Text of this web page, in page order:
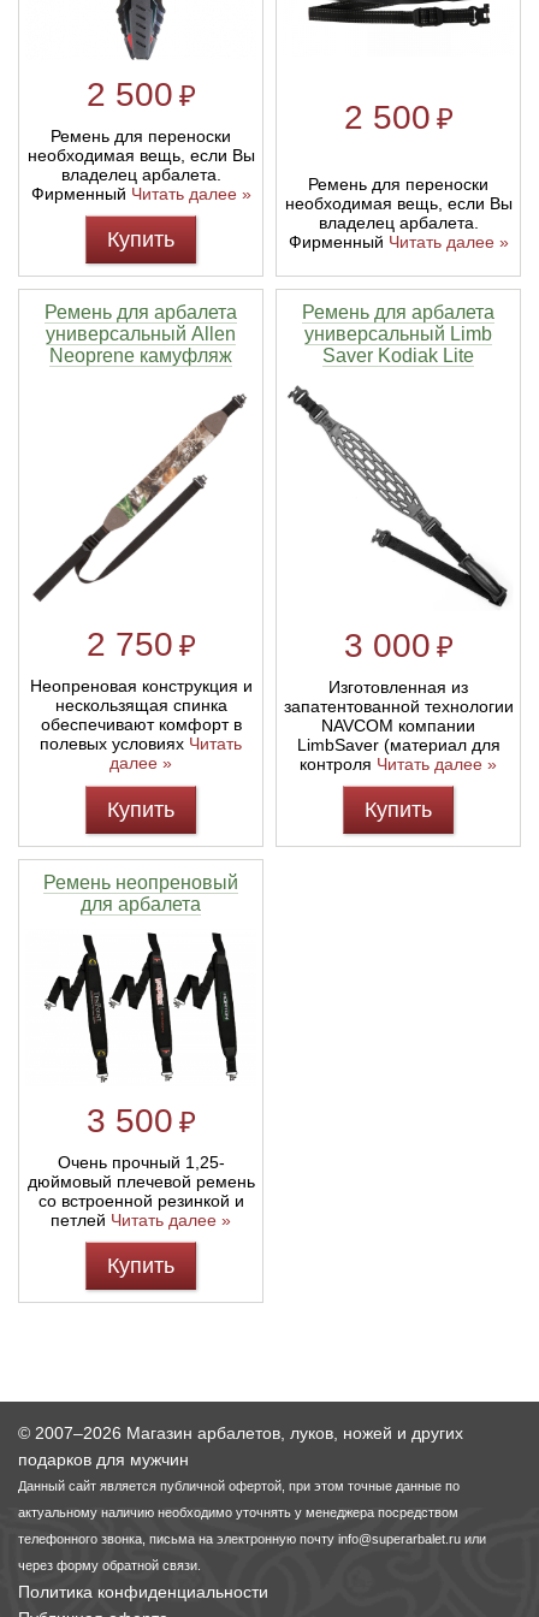
2 500 ₽
Ремень для переноски
необходимая вещь, если Вы
владелец арбалета.
Фирменный Читать далее »
Купить
2 500 ₽
Ремень для переноски
необходимая вещь, если Вы
владелец арбалета.
Фирменный Читать далее »
Ремень для арбалета
универсальный Allen
Neoprene камуфляж
2 750 ₽
Неопреновая конструкция и
нескользящая спинка
обеспечивают комфорт в
полевых условиях Читать
далее »
Купить
Ремень для арбалета
универсальный Limb
Saver Kodiak Lite
3 000 ₽
Изготовленная из
запатентованной технологии
NAVCOM компании
LimbSaver (материал для
контроля Читать далее »
Купить
Ремень неопреновый
для арбалета
3 500 ₽
Очень прочный 1,25-
дюймовый плечевой ремень
со встроенной резинкой и
петлей Читать далее »
Купить
© 2007–2026 Магазин арбалетов, луков, ножей и других
подарков для мужчин
Данный сайт является публичной офертой, при этом точные данные по
актуальному наличию необходимо уточнять у менеджера посредством
телефонного звонка, письма на электронную почту info@superarbalet.ru или
через форму обратной связи.
Политика конфиденциальности
Линейки для настройки лука
Кликеры для лука
Плунжеры для лука
Киссеры для лука
Охотничьи ножи